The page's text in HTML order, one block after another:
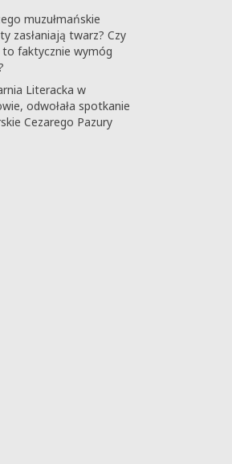
muzułmańskie
zasłaniają twarz? Czy
to faktycznie wymóg
Literacka w
odwołała spotkanie
Cezarego Pazury